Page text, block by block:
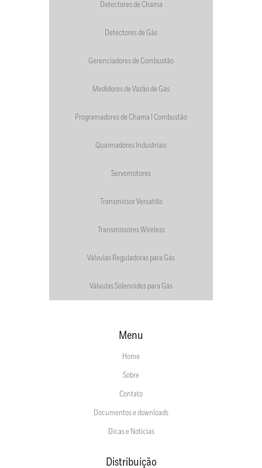
Detectores de Chama
Detectores de Gás
Gerenciadores de Combustão
Medidores de Vazão de Gás
Programadores de Chama | Combustão
Queimadores Industriais
Servomotores
Transmissor Versatilis
Transmissores Wireless
Válvulas Reguladoras para Gás
Válvulas Solenoides para Gás
Menu
Home
Sobre
Contato
Documentos e downloads
Dicas e Notícias
Distribuição